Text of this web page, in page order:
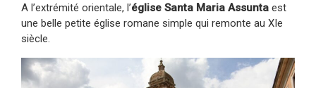
A l’extrémité orientale, l’église Santa Maria Assunta est
une belle petite église romane simple qui remonte au XIe
siècle.